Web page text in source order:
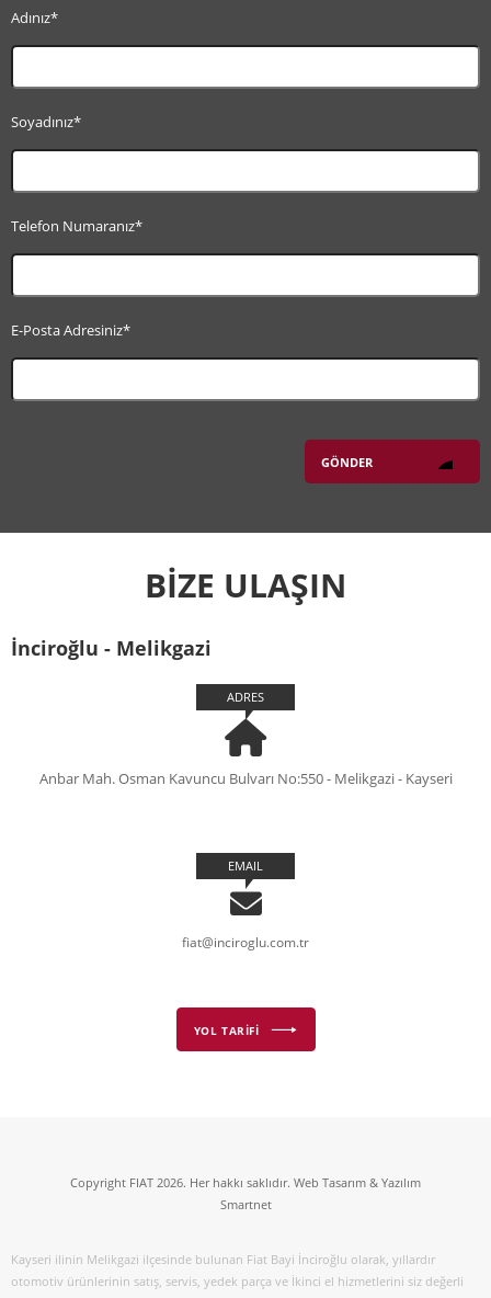
Adınız*
Soyadınız*
Telefon Numaranız*
E-Posta Adresiniz*
BİZE ULAŞIN
İnciroğlu - Melikgazi
ADRES
Anbar Mah. Osman Kavuncu Bulvarı No:550 - Melikgazi - Kayseri
EMAIL
fiat@inciroglu.com.tr
YOL TARİFİ
Copyright FIAT 2026. Her hakkı saklıdır. Web Tasarım & Yazılım
Smartnet
Kayseri ilinin Melikgazi ilçesinde bulunan Fiat Bayi İnciroğlu olarak, yıllardır
otomotiv ürünlerinin satış, servis, yedek parça ve İkinci el hizmetlerini siz değerli